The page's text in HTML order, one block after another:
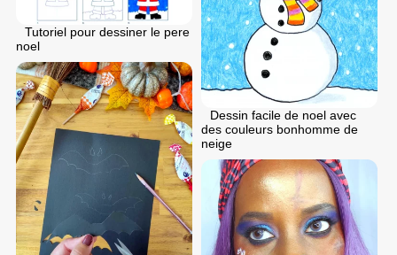
Tutoriel pour dessiner le pere
noel
Dessin facile de noel avec
des couleurs bonhomme de
neige